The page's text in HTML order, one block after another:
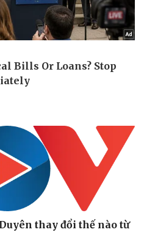
Đời sống
Nhà đẹp
Blog
Tình yêu - Gia đình
thay đổi thế nào từ